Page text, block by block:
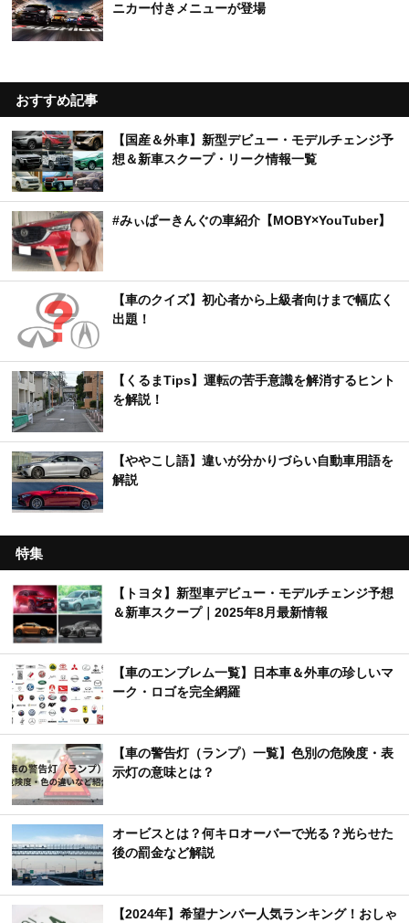
ニカー付きメニューが登場
おすすめ記事
【国産＆外車】新型デビュー・モデルチェンジ予
想＆新車スクープ・リーク情報一覧
#みぃぱーきんぐの車紹介【MOBY×YouTuber】
【車のクイズ】初心者から上級者向けまで幅広く
出題！
【くるまTips】運転の苦手意識を解消するヒント
を解説！
【ややこし語】違いが分かりづらい自動車用語を
解説
特集
【トヨタ】新型車デビュー・モデルチェンジ予想
＆新車スクープ｜2025年8月最新情報
【車のエンブレム一覧】日本車＆外車の珍しいマ
ーク・ロゴを完全網羅
【車の警告灯（ランプ）一覧】色別の危険度・表
示灯の意味とは？
オービスとは？何キロオーバーで光る？光らせた
後の罰金など解説
【2024年】希望ナンバー人気ランキング！おしゃ